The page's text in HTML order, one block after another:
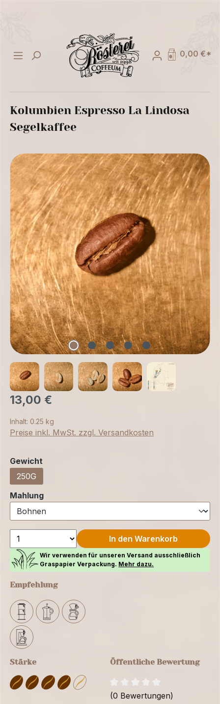
0,00 €*
Kolumbien Espresso La Lindosa
Segelkaffee
13,00 €
Inhalt: 0.25 kg
Preise inkl. MwSt. zzgl. Versandkosten
Gewicht
250G
Mahlungauswählen
In den Warenkorb
Wir verwenden für unseren Versand ausschließlich
Graspapier Verpackung. Mehr dazu.
Empfehlung
Stärke Öffentliche Bewertung
(0 Bewertungen)